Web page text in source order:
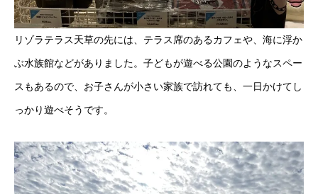
リゾラテラス天草の先には、テラス席のあるカフェや、海に浮か
ぶ水族館などがありました。子どもが遊べる公園のようなスペー
スもあるので、お子さんが小さい家族で訪れても、一日かけてし
っかり遊べそうです。